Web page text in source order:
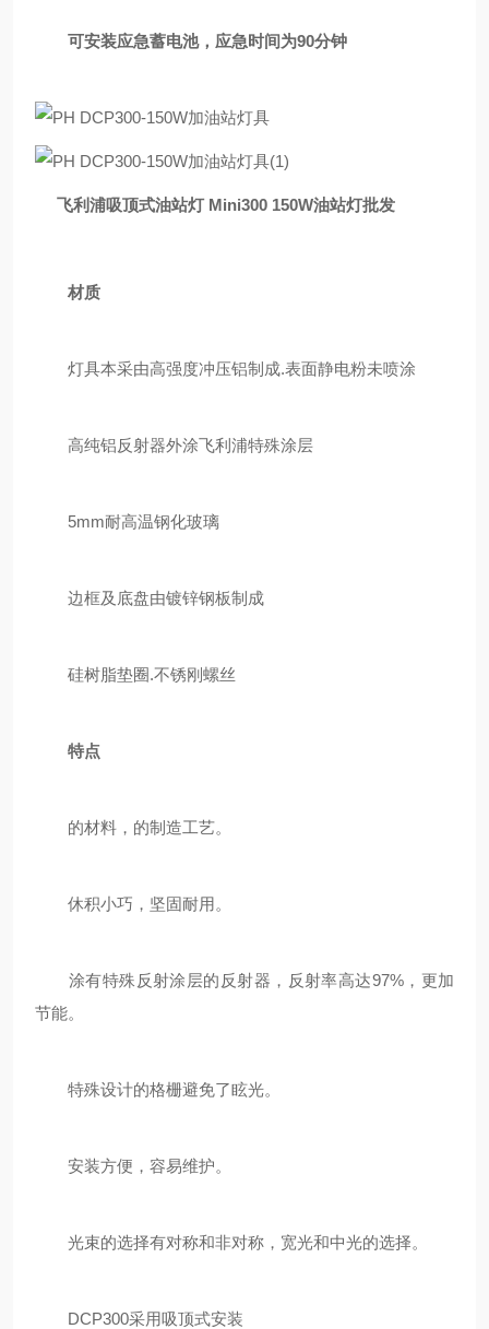
可安装应急蓄电池，应急时间为90分钟
飞利浦吸顶式油站灯 Mini300 150W油站灯批发
材质
灯具本采由高强度冲压铝制成.表面静电粉未喷涂
高纯铝反射器外涂飞利浦特殊涂层
5mm耐高温钢化玻璃
边框及底盘由镀锌钢板制成
硅树脂垫圈.不锈刚螺丝
特点
的材料，的制造工艺。
休积小巧，坚固耐用。
涂有特殊反射涂层的反射器，反射率高达97%，更加
节能。
特殊设计的格栅避免了眩光。
安装方便，容易维护。
光束的选择有对称和非对称，宽光和中光的选择。
DCP300采用吸顶式安装